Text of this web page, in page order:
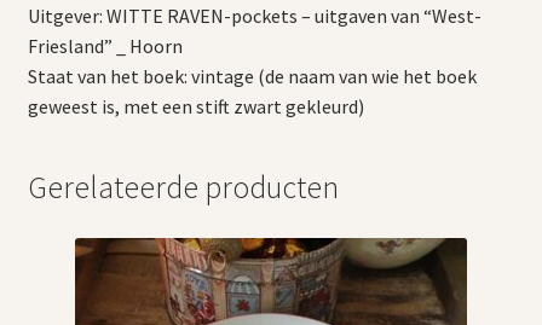
Uitgever: WITTE RAVEN-pockets – uitgaven van “West-
Friesland” _ Hoorn
Staat van het boek: vintage (de naam van wie het boek
geweest is, met een stift zwart gekleurd)
Gerelateerde producten